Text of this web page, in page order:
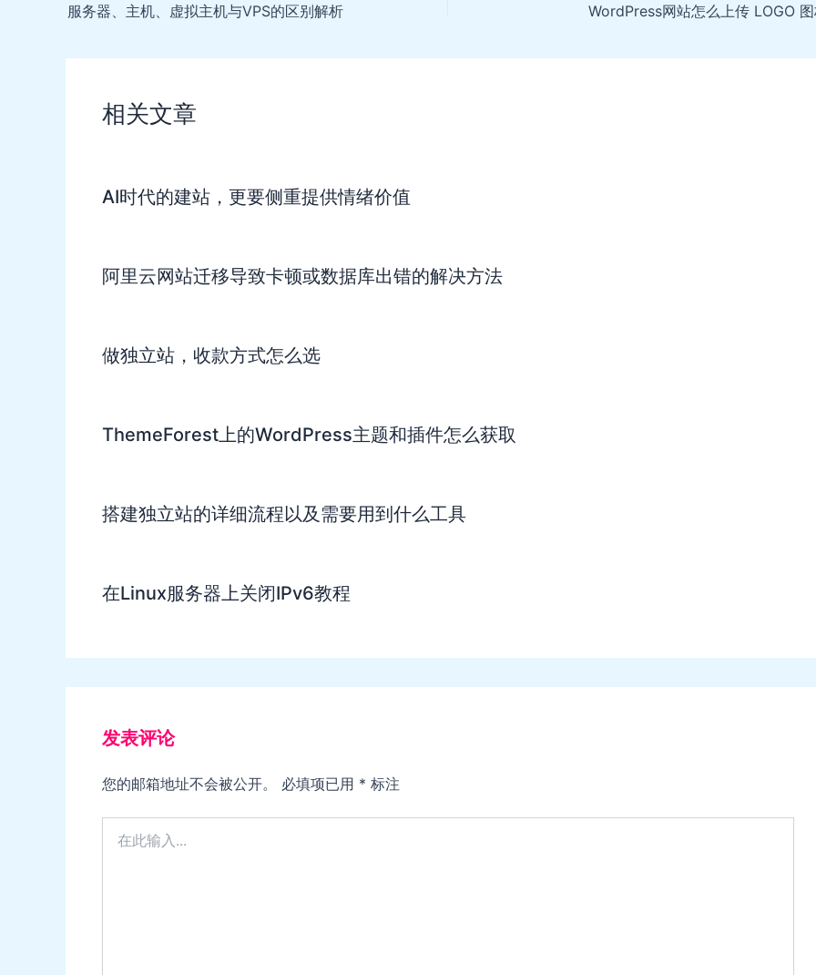
navigation
服务器、主机、虚拟主机与VPS的区别解析 WordPress网站怎么上传 LOGO
相关文章
AI时代的建站，更要侧重提供情绪价值
阿里云网站迁移导致卡顿或数据库出错的解决方法
做独立站，收款方式怎么选
ThemeForest上的WordPress主题和插件怎么获取
搭建独立站的详细流程以及需要用到什么工具
在Linux服务器上关闭IPv6教程
发表评论
您的邮箱地址不会被公开。 必填项已用 * 标注